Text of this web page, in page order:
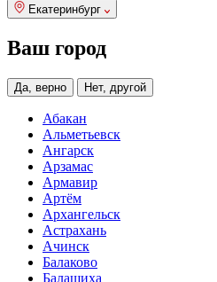
Екатеринбург
Ваш город
Да, верно Нет, другой
Абакан
Альметьевск
Ангарск
Арзамас
Армавир
Артём
Архангельск
Астрахань
Ачинск
Балаково
Балашиха